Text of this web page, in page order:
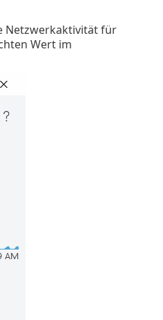
Netzwerkaktivität für
Wert im